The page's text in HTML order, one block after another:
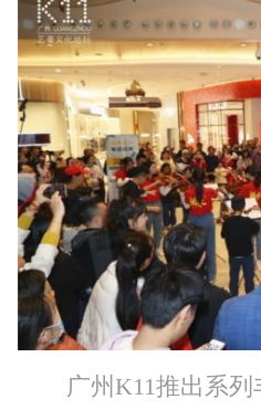
广州K11推出系